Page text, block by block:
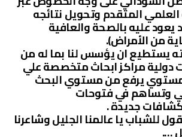
العلمي المتقدم وتحويل نتائجه
يعود عليه بالصحة والعافية
من الأمراض).
يستطيع ان يؤسس لنا بما له من
دولية مراكز ابحاث متخصصة علي
يرفع من مستوي البحث
وتساهم في فتوحات
جديدة .
للشباب يا عالمنا الجليل وشاعرنا
….